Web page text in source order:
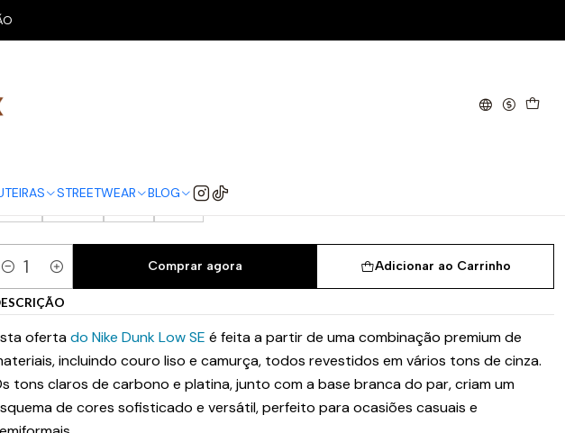
STREETWEAR BLOG
Dunk Low SE Light Carbon
Dunk Low SE Light Carbon
Quantidade
Adicionar ao Carrinho
Comprar agora
ofertado Nike Dunk Low SE é feita a partir de uma combinação premium de
incluindo couro liso e camurça, todos revestidos em vários tons de cinza.
tons claros de carbono e platina, junto com a base branca do par, criam um
de cores sofisticado e versátil, perfeito para ocasiões casuais e